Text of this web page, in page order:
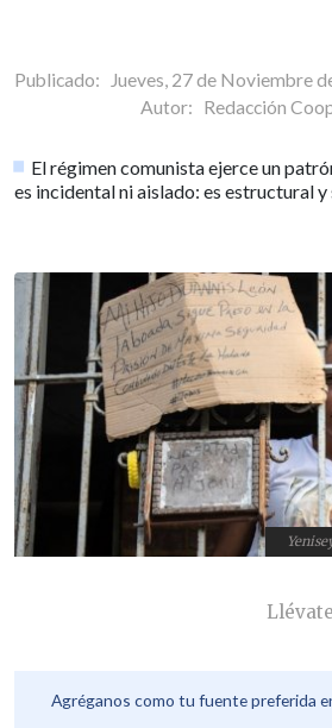
Publicado: Jueves, 27 de Noviembre
Autor: Redacción
El régimen comunista ejerce un
es incidental ni aislado: es estructural y
Agréganos como tu fuente preferida